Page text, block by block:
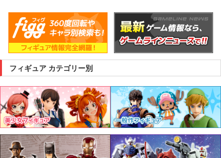
フィギュア カテゴリー別